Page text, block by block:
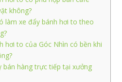
không?
làm xe đẩy bánh hơi to theo
hơi to của Góc Nhìn có bền khi
bán hàng trực tiếp tại xưởng